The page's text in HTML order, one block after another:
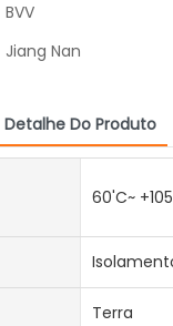
BVV
Jiang Nan
Detalhe Do Produto
60'C~
Terra